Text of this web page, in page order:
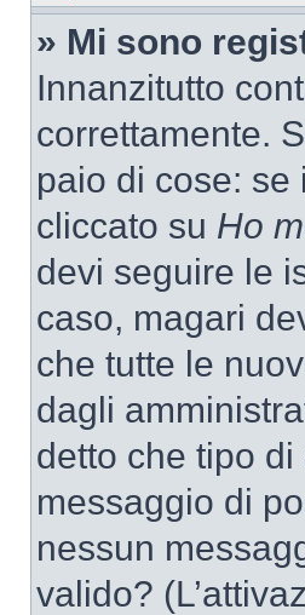
» Mi sono
Innanzitutto
correttamente.
paio di cose:
cliccato su Ho
devi seguire le
caso, magari
che tutte le
dagli
detto che tipo
messaggio di
nessun
valido?